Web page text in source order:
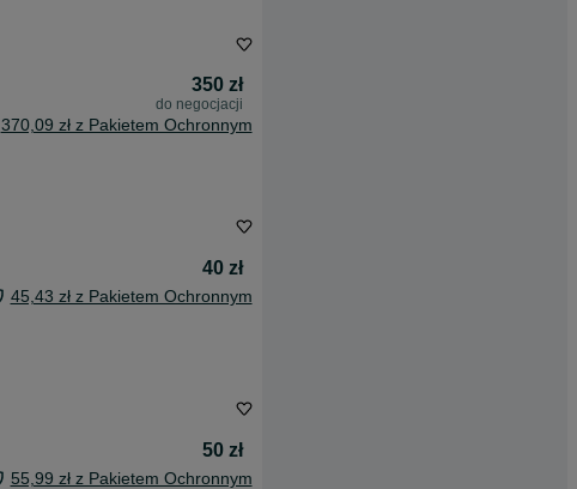
350 zł
do negocjacji
370,09 zł z Pakietem Ochronnym
40 zł
45,43 zł z Pakietem Ochronnym
50 zł
55,99 zł z Pakietem Ochronnym